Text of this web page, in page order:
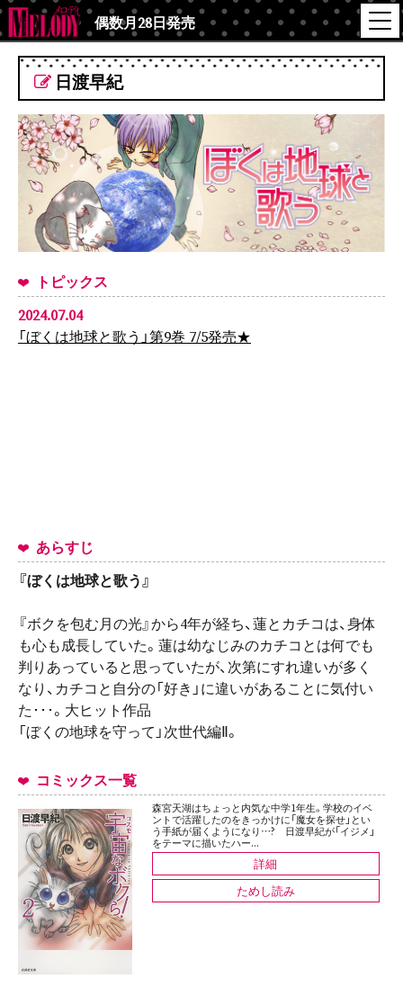
偶数月28日発売
日渡早紀
トピックス
2024.07.04
「ぼくは地球と歌う」第9巻 7/5発売★
あらすじ
『ぼくは地球と歌う』
『ボクを包む月の光』から4年が経ち、蓮とカチコは、身体
も心も成長していた。蓮は幼なじみのカチコとは何でも
判りあっていると思っていたが、次第にすれ違いが多く
なり、カチコと自分の「好き」に違いがあることに気付い
た･･･。大ヒット作品
「ぼくの地球を守って」次世代編Ⅱ。
コミックス一覧
森宮天湖はちょっと内気な中学1年生。学校のイベ
ントで活躍したのをきっかけに「魔女を探せ」とい
う手紙が届くようになり…? 日渡早紀が「イジメ」
をテーマに描いたハー...
詳細
ためし読み